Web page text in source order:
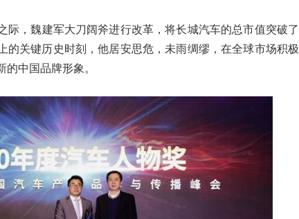
，魏建军大刀阔斧进行改革，将长城汽车的总市值突破了
的关键历史时刻，他居安思危，未雨绸缪，在全球市场积极
中国品牌形象。